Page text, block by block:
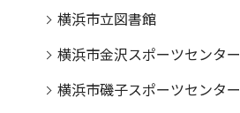
横浜市立図書館
横浜市金沢スポーツセンター
横浜市磯子スポーツセンター